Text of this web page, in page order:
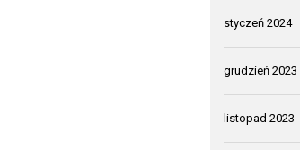
styczeń 2024
grudzień 2023
listopad 2023